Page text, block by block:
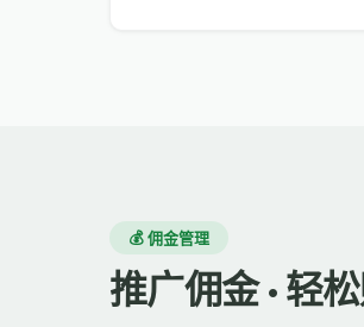
💰 佣金管理
推广佣金 · 轻